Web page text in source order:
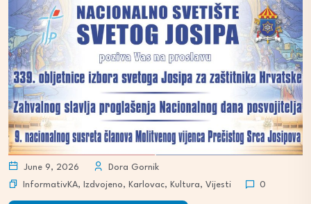
June 9, 2026
Dora Gornik
InformativKA, Izdvojeno, Karlovac, Kultura, Vijesti 0